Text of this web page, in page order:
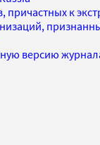
причастных к
версию